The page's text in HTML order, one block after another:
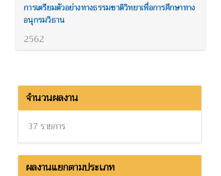
การเตรียมตัวอย่างทางธรรมชาติวิทยาเพื่อการศึกษาทาง
อนุกรมวิธาน
2562
จำนวนผลงาน
37 รายการ
ผลงานแยกตามประเภท